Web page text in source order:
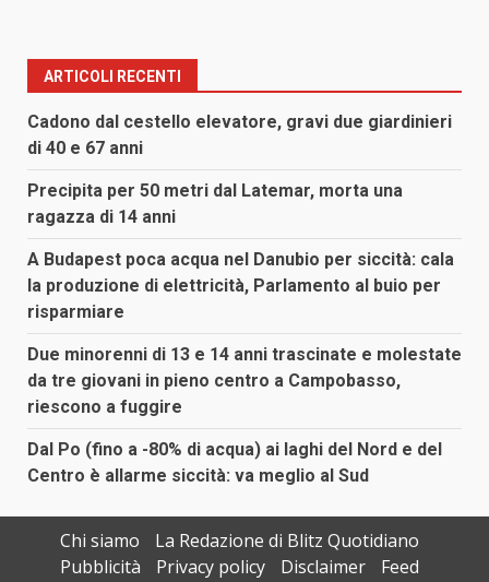
ARTICOLI RECENTI
Cadono dal cestello elevatore, gravi due giardinieri
di 40 e 67 anni
Precipita per 50 metri dal Latemar, morta una
ragazza di 14 anni
A Budapest poca acqua nel Danubio per siccità: cala
la produzione di elettricità, Parlamento al buio per
risparmiare
Due minorenni di 13 e 14 anni trascinate e molestate
da tre giovani in pieno centro a Campobasso,
riescono a fuggire
Dal Po (fino a -80% di acqua) ai laghi del Nord e del
Centro è allarme siccità: va meglio al Sud
Chi siamo
La Redazione di Blitz Quotidiano
Pubblicità
Privacy policy Disclaimer Feed